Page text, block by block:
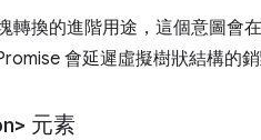
轉換的進階用途，這個意圖會在
會延遲虛擬樹狀結構的
元素